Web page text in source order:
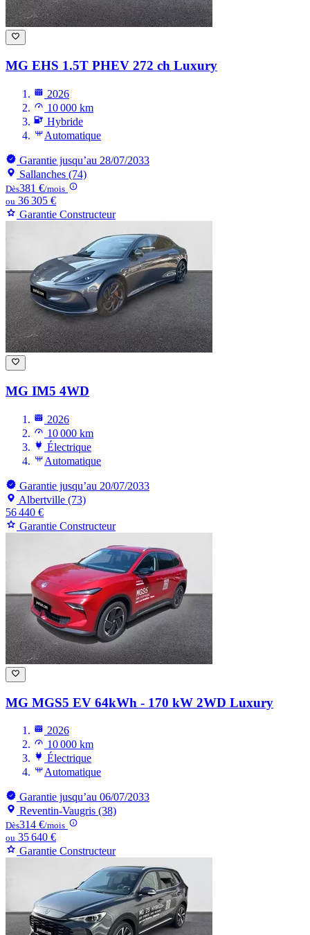
MG EHS 1.5T PHEV 272 ch Luxury
2026
10 000 km
Hybride
Automatique
Garantie jusqu’au 28/07/2033
Sallanches (74)
Dès381 €/mois
ou 36 305 €
Garantie Constructeur
MG IM5 4WD
2026
10 000 km
Électrique
Automatique
Garantie jusqu’au 20/07/2033
Albertville (73)
56 440 €
Garantie Constructeur
MG MGS5 EV 64kWh - 170 kW 2WD Luxury
2026
10 000 km
Électrique
Automatique
Garantie jusqu’au 06/07/2033
Reventin-Vaugris (38)
Dès314 €/mois
ou 35 640 €
Garantie Constructeur